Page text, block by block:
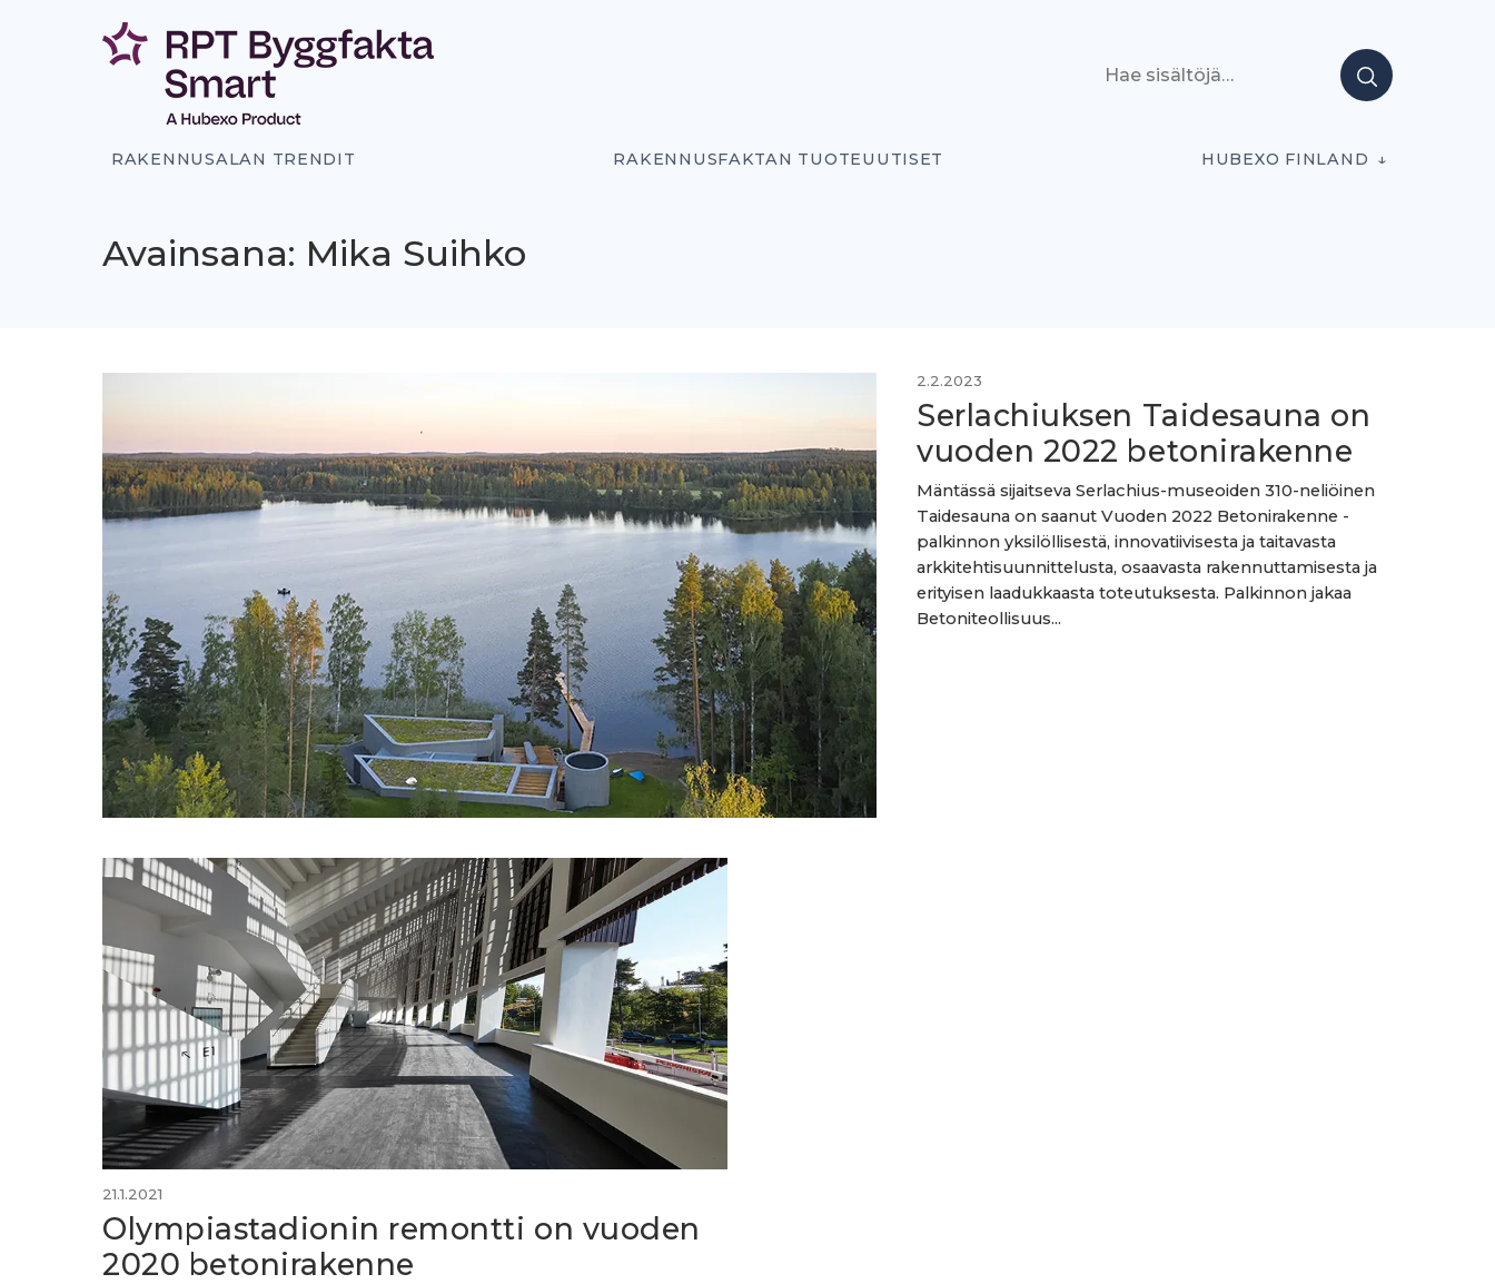
RAKENNUSALAN TRENDIT RAKENNUSFAKTAN TUOTEUUTISET HUBEXO FINLAND
Avainsana: Mika Suihko
2.2.2023
Serlachiuksen Taidesauna on
vuoden 2022 betonirakenne
Mäntässä sijaitseva Serlachius-museoiden 310-neliöinen
Taidesauna on saanut Vuoden 2022 Betonirakenne -
palkinnon yksilöllisestä, innovatiivisesta ja taitavasta
arkkitehtisuunnittelusta, osaavasta rakennuttamisesta ja
erityisen laadukkaasta toteutuksesta. Palkinnon jakaa
Betoniteollisuus...
21.1.2021
Olympiastadionin remontti on vuoden
2020 betonirakenne